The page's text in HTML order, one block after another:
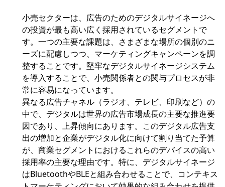
小売セクターは、広告のためのデジタルサイネージへ
の投資が最も高い広く採用されているセグメントで
す。一つの主要な課題は、さまざまな場所の個別のニ
ーズに配慮しつつ、マーケティングキャンペーンを調
整することです。堅牢なデジタルサイネージシステム
を導入することで、小売関係者との関与プロセスが非
常に容易になっています。
異なる広告チャネル（ラジオ、テレビ、印刷など）の
中で、デジタルは世界の広告市場成長の主要な推進要
因であり、上昇傾向にあります。このデジタル広告支
出の増加と企業がデジタル化に向けて割り当てた予算
が、商業セグメントにおけるこれらのデバイスの高い
採用率の主要な理由です。特に、デジタルサイネージ
はBluetoothやBLEと組み合わせることで、コンテキス